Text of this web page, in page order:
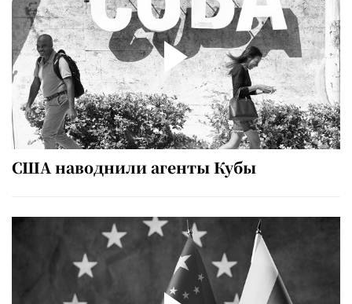
США наводнили агенты Кубы